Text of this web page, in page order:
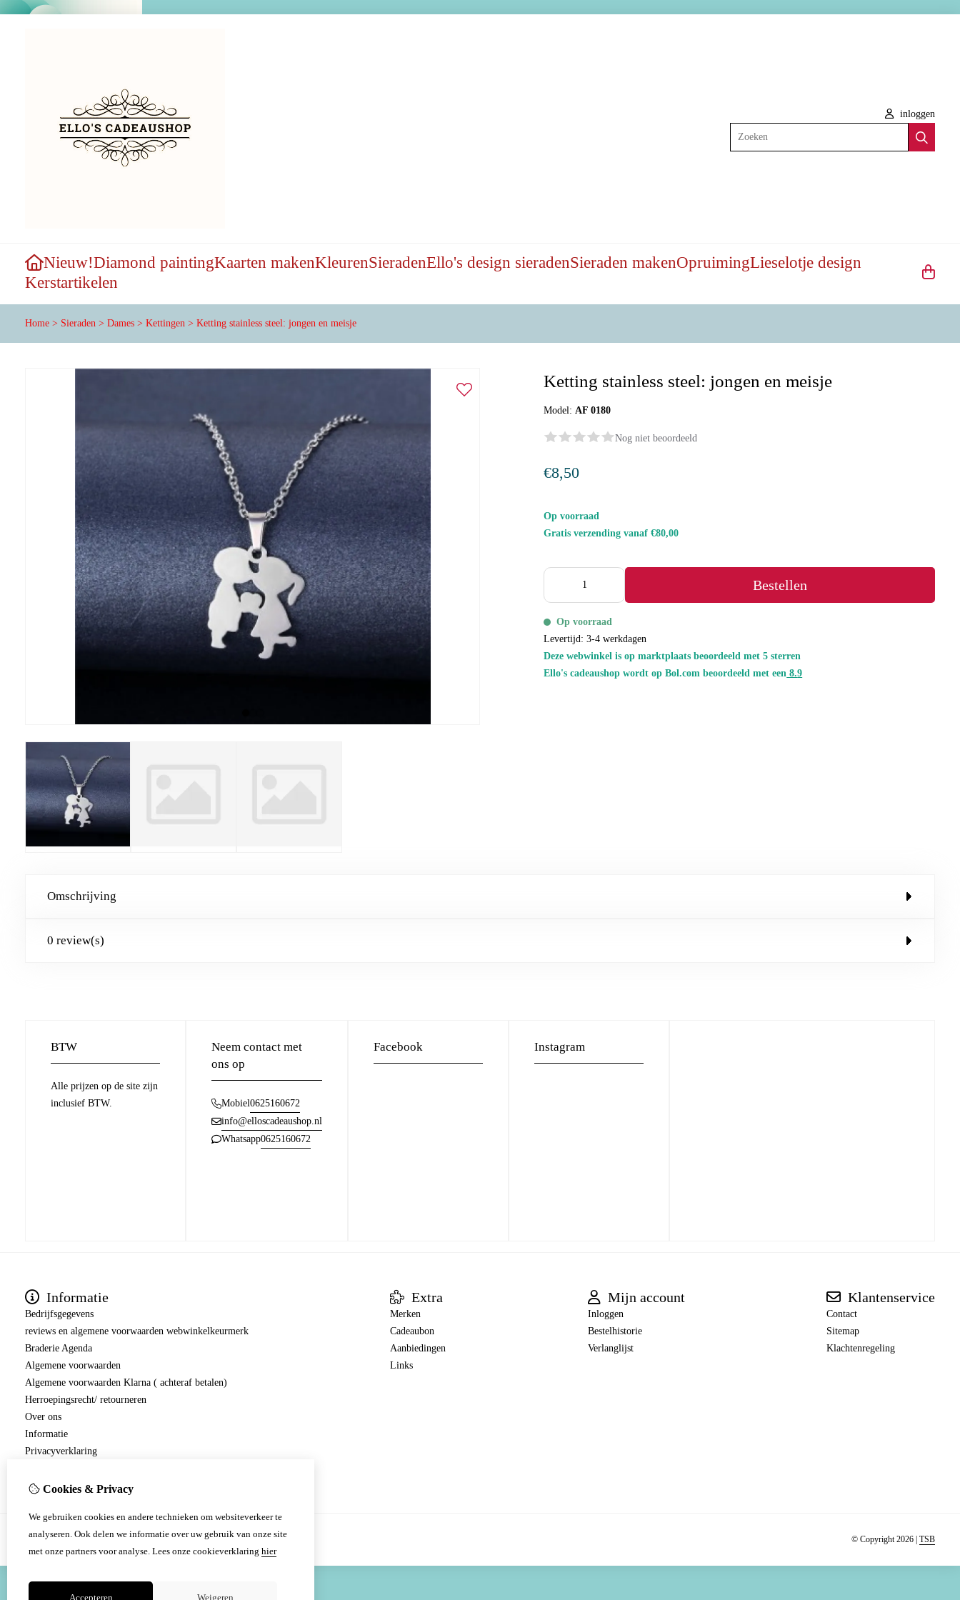
inloggen
Zoeken
Nieuw!Diamond paintingKaarten makenKleurenSieradenEllo's design sieradenSieraden makenOpruimingLieselotje design
Kerstartikelen
Home > Sieraden > Dames > Kettingen > Ketting stainless steel: jongen en meisje
Ketting stainless steel: jongen en meisje
Model:AF 0180
Nog niet beoordeeld
€8,50
Op voorraad
Gratis verzending vanaf €80,00
Bestellen
Op voorraad
Levertijd: 3-4 werkdagen
Deze webwinkel is op marktplaats beoordeeld met 5 sterren
Ello's cadeaushop wordt op Bol.com beoordeeld met een 8.9
Omschrijving
0 review(s)
BTW
Alle prijzen op de site zijn
inclusief BTW.
Neem contact met
ons op
Mobiel0625160672
info@elloscadeaushop.nl
Whatsapp0625160672
Facebook Instagram
Informatie
Bedrijfsgegevens
reviews en algemene voorwaarden webwinkelkeurmerk
Braderie Agenda
Algemene voorwaarden
Algemene voorwaarden Klarna ( achteraf betalen)
Herroepingsrecht/ retourneren
Over ons
Informatie
Privacyverklaring
Extra
Merken
Cadeaubon
Aanbiedingen
Links
Mijn account
Inloggen
Bestelhistorie
Verlanglijst
Klantenservice
Contact
Sitemap
Klachtenregeling
© Copyright 2026 | TSB
Cookies & Privacy
We gebruiken cookies en andere technieken om websiteverkeer te
analyseren. Ook delen we informatie over uw gebruik van onze site
met onze partners voor analyse. Lees onze cookieverklaring hier
Accepteren Weigeren